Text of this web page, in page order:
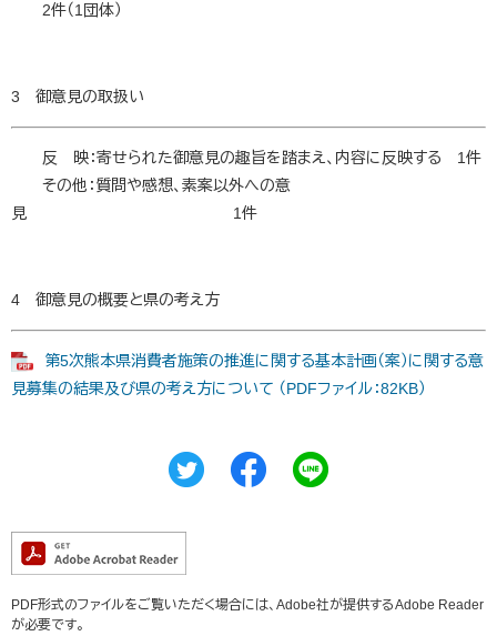
2件（1団体）​
3 御意見の取扱い
反 映：寄せられた御意見の趣旨を踏まえ、内容に反映する 1件
その他：質問や感想、素案以外への意
見 1件
4 御意見の概要と県の考え方
第5次熊本県消費者施策の推進に関する基本計画（案）に関する意
見募集の結果及び県の考え方について （PDFファイル：82KB）
PDF形式のファイルをご覧いただく場合には、Adobe社が提供するAdobe Reader
が必要です。